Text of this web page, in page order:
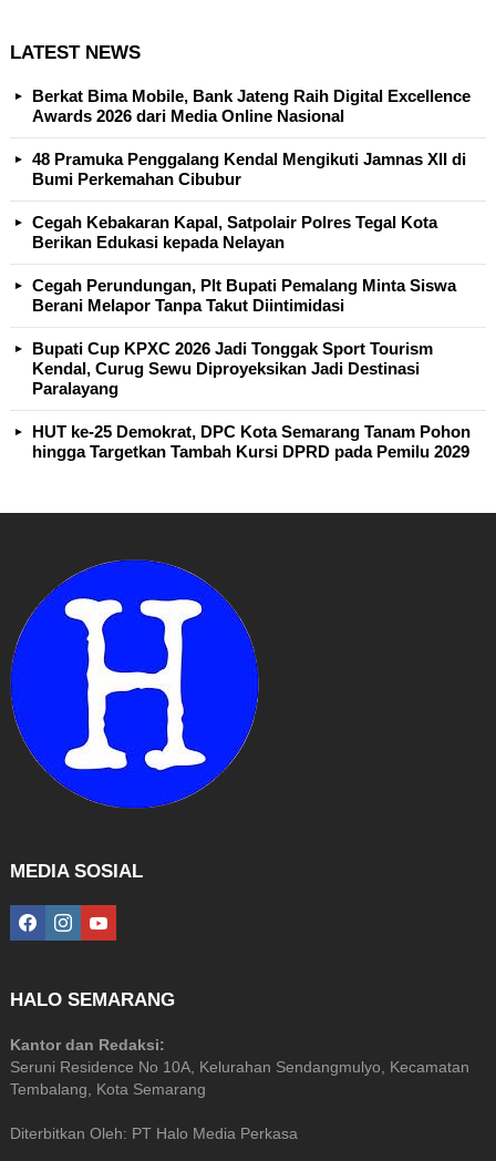
LATEST NEWS
Berkat Bima Mobile, Bank Jateng Raih Digital Excellence
Awards 2026 dari Media Online Nasional
48 Pramuka Penggalang Kendal Mengikuti Jamnas XII di
Bumi Perkemahan Cibubur
Cegah Kebakaran Kapal, Satpolair Polres Tegal Kota
Berikan Edukasi kepada Nelayan
Cegah Perundungan, Plt Bupati Pemalang Minta Siswa
Berani Melapor Tanpa Takut Diintimidasi
Bupati Cup KPXC 2026 Jadi Tonggak Sport Tourism
Kendal, Curug Sewu Diproyeksikan Jadi Destinasi
Paralayang
HUT ke-25 Demokrat, DPC Kota Semarang Tanam Pohon
hingga Targetkan Tambah Kursi DPRD pada Pemilu 2029
MEDIA SOSIAL
facebookinstagramyoutube
HALO SEMARANG
Kantor dan Redaksi:
Seruni Residence No 10A, Kelurahan Sendangmulyo, Kecamatan
Tembalang, Kota Semarang
Diterbitkan Oleh: PT Halo Media Perkasa